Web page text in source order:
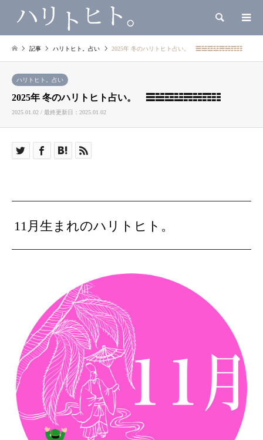
検索
記事 ハリトヒト。占い 2025年 冬のハリトヒト占い。 ☰☱☲☳☴☵☶☷
ハリトヒト。占い
2025年 冬のハリトヒト占い。 ☰☱☲☳☴☵☶☷
2025.01.02 / 最終更新日：2025.01.02
11月生まれのハリトヒト。